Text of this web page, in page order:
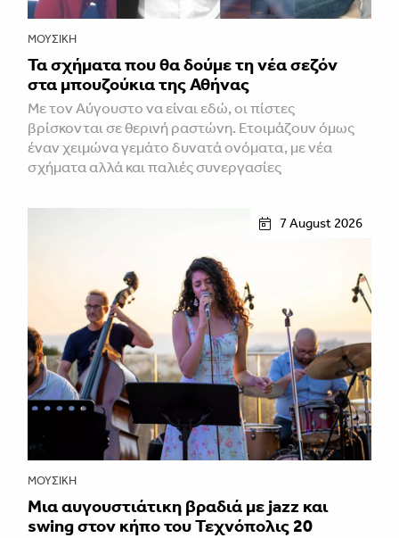
ΜΟΥΣΙΚΉ
Τα σχήματα που θα δούμε τη νέα σεζόν
στα μπουζούκια της Αθήνας
Με τον Αύγουστο να είναι εδώ, οι πίστες
βρίσκονται σε θερινή ραστώνη. Ετοιμάζουν όμως
έναν χειμώνα γεμάτο δυνατά ονόματα, με νέα
σχήματα αλλά και παλιές συνεργασίες
7 August 2026
ΜΟΥΣΙΚΉ
Μια αυγουστιάτικη βραδιά με jazz και
swing στον κήπο του Τεχνόπολις 20